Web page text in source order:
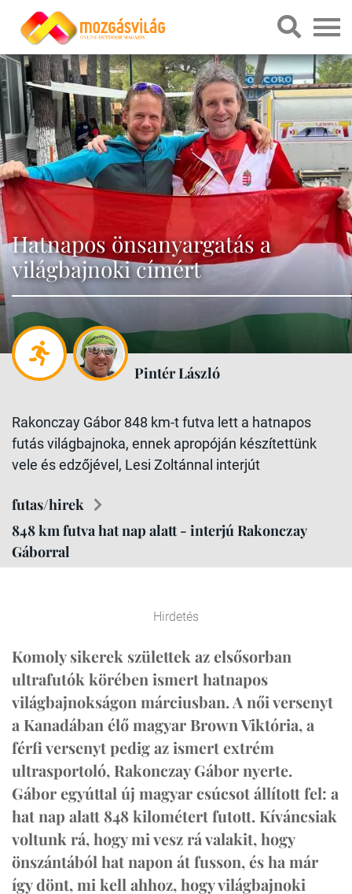
Hatnapos önsanyargatás a
világbajnoki címért
Pintér László
Rakonczay Gábor 848 km-t futva lett a hatnapos
futás világbajnoka, ennek apropóján készítettünk
vele és edzőjével, Lesi Zoltánnal interjút
futas/hirek
848 km futva hat nap alatt - interjú Rakonczay
Gáborral
Hirdetés
Komoly sikerek születtek az elsősorban
ultrafutók körében ismert hatnapos
világbajnokságon márciusban. A női versenyt
a Kanadában élő magyar Brown Viktória, a
férfi versenyt pedig az ismert extrém
ultrasportoló, Rakonczay Gábor nyerte.
Gábor egyúttal új magyar csúcsot állított fel: a
hat nap alatt 848 kilométert futott. Kíváncsiak
voltunk rá, hogy mi vesz rá valakit, hogy
önszántából hat napon át fusson, és ha már
így dönt, mi kell ahhoz, hogy világbajnoki